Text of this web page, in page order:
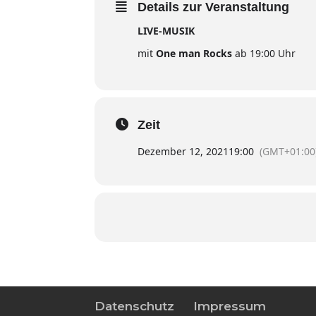
Details zur Veranstaltung
LIVE-MUSIK
mitOne man Rocks ab 19:00 Uhr
Zeit
Dezember 12, 2021 19:00
Datenschutz Impressum